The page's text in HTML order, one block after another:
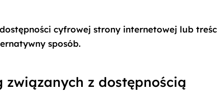
cyfrowej strony internetowej lub
sposób.
związanych z dostępnością